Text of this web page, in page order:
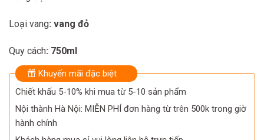
Loại vang: vang đỏ
Quy cách: 750ml
Khuyến mãi đặc biệt
Chiết khấu 5-10% khi mua từ 5-10 sản phẩm
Nội thành Hà Nội: MIỄN PHÍ đơn hàng từ trên 500k trong giờ
hành chính